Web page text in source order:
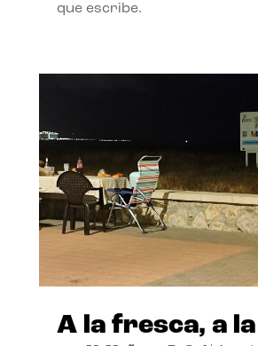
que escribe.
A la fresca, a